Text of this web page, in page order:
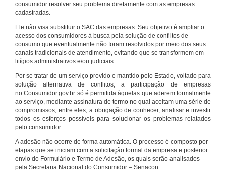
consumidor resolver seu problema diretamente com as empresas
cadastradas.
Ele não visa substituir o SAC das empresas. Seu objetivo é ampliar o
acesso dos consumidores à busca pela solução de conflitos de
consumo que eventualmente não foram resolvidos por meio dos seus
canais tradicionais de atendimento, evitando que se transformem em
litígios administrativos e/ou judiciais.
Por se tratar de um serviço provido e mantido pelo Estado, voltado para
solução alternativa de conflitos, a participação de empresas
no Consumidor.gov.br só é permitida àquelas que aderem formalmente
ao serviço, mediante assinatura de termo no qual aceitam uma série de
compromissos, entre eles, a obrigação de conhecer, analisar e investir
todos os esforços possíveis para solucionar os problemas relatados
pelo consumidor.
A adesão não ocorre de forma automática. O processo é composto por
etapas que se iniciam com a solicitação formal da empresa e posterior
envio do Formulário e Termo de Adesão, os quais serão analisados
pela Secretaria Nacional do Consumidor – Senacon.